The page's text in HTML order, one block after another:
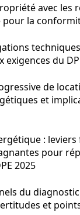
avec les
pour la
exigences du
de
et
: leviers
pour
2025
du diagnostic
et